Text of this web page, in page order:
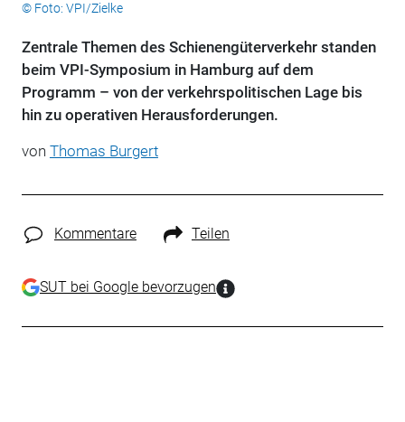
© Foto: VPI/Zielke
Zentrale Themen des Schienengüterverkehr standen
beim VPI-Symposium in Hamburg auf dem
Programm – von der verkehrspolitischen Lage bis
hin zu operativen Herausforderungen.
von Thomas Burgert
Kommentare Teilen
SUT bei Google bevorzugen